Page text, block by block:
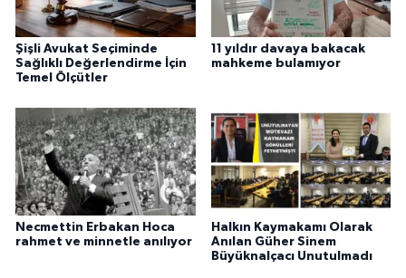
Şişli Avukat Seçiminde
Sağlıklı Değerlendirme İçin
Temel Ölçütler
11 yıldır davaya bakacak
mahkeme bulamıyor
Necmettin Erbakan Hoca
rahmet ve minnetle anılıyor
Halkın Kaymakamı Olarak
Anılan Güher Sinem
Büyüknalçacı Unutulmadı